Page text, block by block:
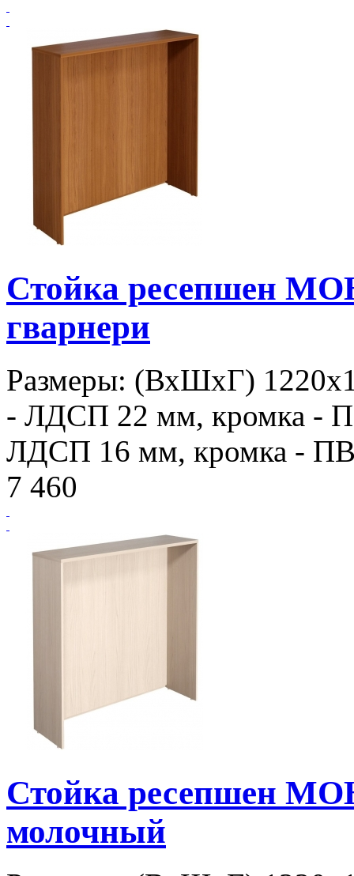
Стойка ресепшен
гварнери
Размеры: (ВхШхГ)
- ЛДСП 22 мм, кромка -
ЛДСП 16 мм, кромка -
7 460
Стойка ресепшен
молочный